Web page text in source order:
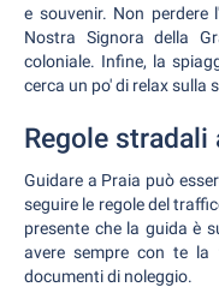
e souvenir. Non
Nostra Signora della
coloniale. Infine, la
cerca un po' di relax sulla
Regole stradali
Guidare a Praia può
seguire le regole del
presente che la guida è
avere sempre con te la
documenti di noleggio.